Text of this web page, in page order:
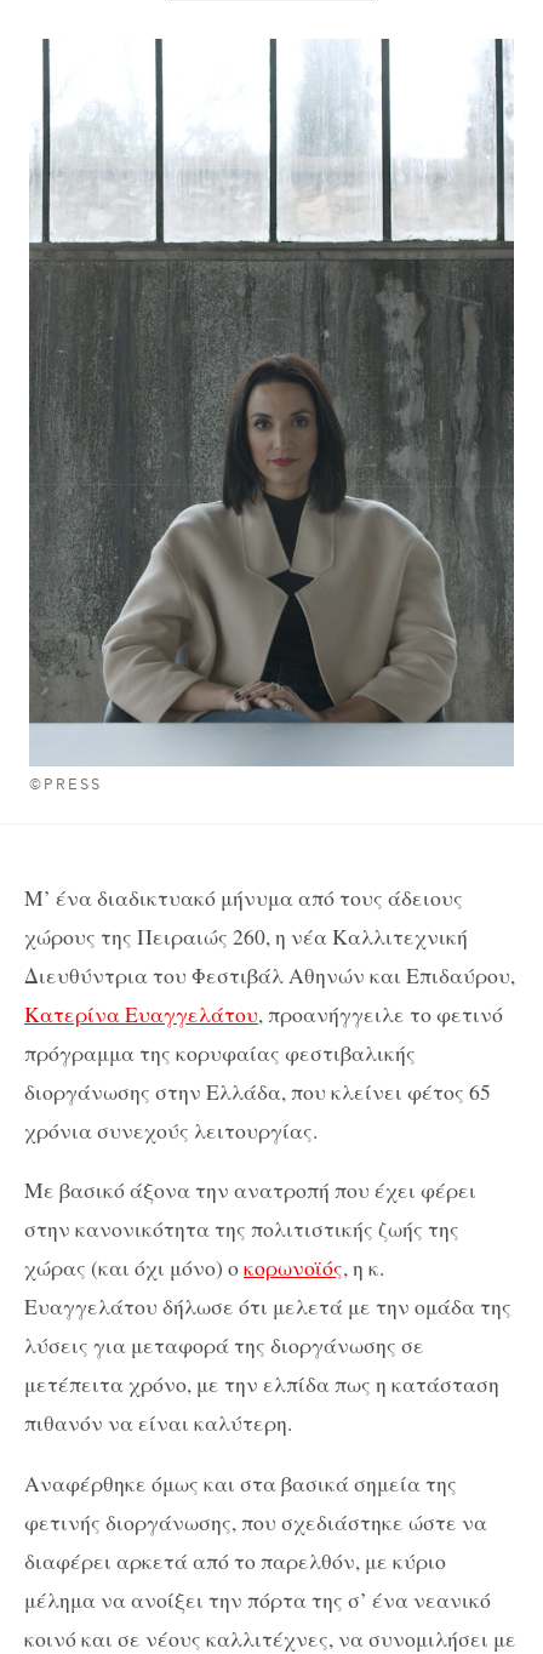
©PRESS
Μ’ ένα διαδικτυακό μήνυμα από τους άδειους
χώρους της Πειραιώς 260, η νέα Καλλιτεχνική
Διευθύντρια του Φεστιβάλ Αθηνών και Επιδαύρου,
Κατερίνα Ευαγγελάτου, προανήγγειλε το φετινό
πρόγραμμα της κορυφαίας φεστιβαλικής
διοργάνωσης στην Ελλάδα, που κλείνει φέτος 65
χρόνια συνεχούς λειτουργίας.
Με βασικό άξονα την ανατροπή που έχει φέρει
στην κανονικότητα της πολιτιστικής ζωής της
χώρας (και όχι μόνο) οκορωνοϊός, η κ.
Ευαγγελάτου δήλωσε ότι μελετά με την ομάδα της
λύσεις για μεταφορά της διοργάνωσης σε
μετέπειτα χρόνο, με την ελπίδα πως η κατάσταση
πιθανόν να είναι καλύτερη.
Αναφέρθηκε όμως και στα βασικά σημεία της
φετινής διοργάνωσης, που σχεδιάστηκε ώστε να
διαφέρει αρκετά από το παρελθόν, με κύριο
μέλημα να ανοίξει την πόρτα της σ’ ένα νεανικό
κοινό και σε νέους καλλιτέχνες, να συνομιλήσει με